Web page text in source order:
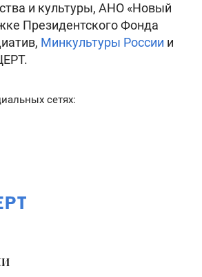
и культуры, АНО «Новый
Президентского Фонда
Минкультуры России и
сетях: